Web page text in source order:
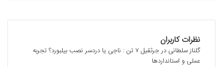
نظرات کاربران
گلناز سلطانی در
جرثقیل ۷ تن : ناجی یا دردسر نصب بیلبورد؟ تجربه
عملی و استانداردها